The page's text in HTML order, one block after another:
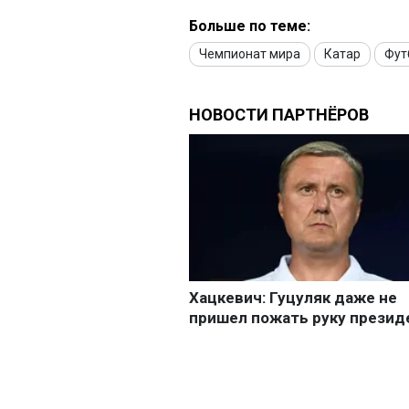
Больше по теме:
Чемпионат мира Катар